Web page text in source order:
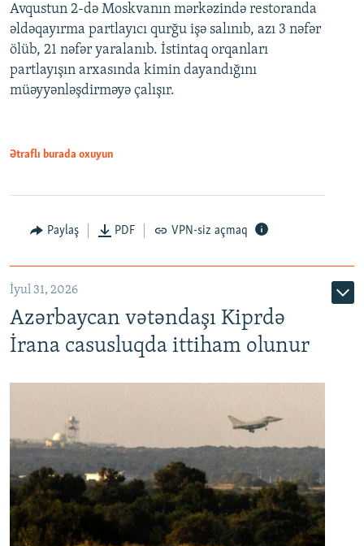
Avqustun 2-də Moskvanın mərkəzində restoranda
əldəqayırma partlayıcı qurğu işə salınıb, azı 3 nəfər
ölüb, 21 nəfər yaralanıb. İstintaq orqanları
partlayışın arxasında kimin dayandığını
müəyyənləşdirməyə çalışır.
Ətraflı burada oxuyun
Paylaş PDF VPN-siz açmaq
İyul 31, 2026
Azərbaycan vətəndaşı Kiprdə
İrana casusluqda ittiham olunur